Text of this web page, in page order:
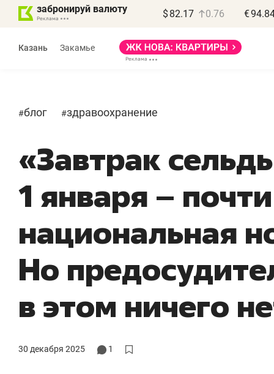
забронируй валюту $ 82.17 0.76 €
Казань Закамье
#блог #здравоохранение
«Завтрак
1 января – почти
национальная
Но
в этом ничего
30 декабря 2025 1